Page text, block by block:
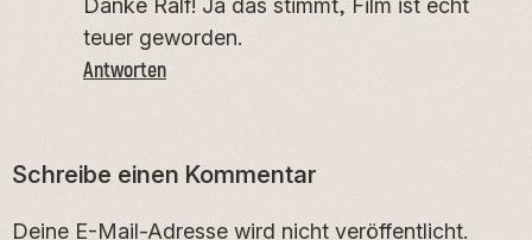
Danke Ralf! Ja das stimmt, Film ist echt
teuer geworden.
Antworten
Schreibe einen Kommentar
Deine E-Mail-Adresse wird nicht veröffentlicht.